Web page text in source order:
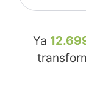
Ya